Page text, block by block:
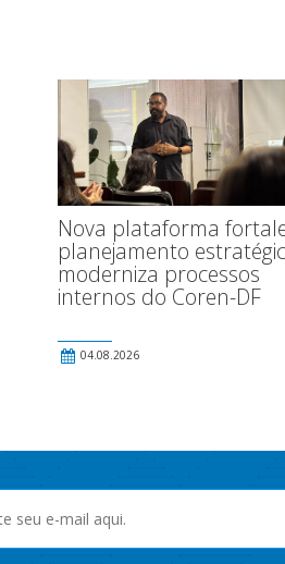
Nova plataforma
planejamento
moderniza processos
internos do Coren-DF
04.08.2026